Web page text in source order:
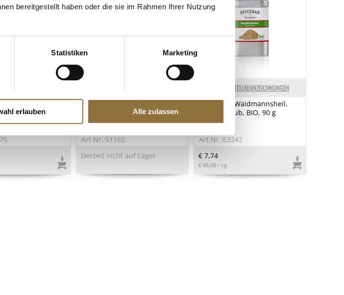
bereitgestellt haben oder die sie im Rahmen Ihrer Nutzung
Statistiken Marketing
erlauben Alle zulassen
Enthalten
Enthalten
Beni Wild Harvest Bolivien,
66% Bitter Schokoladentafel
70g, Original Beans, BIO, 70 g
Art.Nr.:51165
Derzeit nicht auf Lager
LEBENSMITTELKENNZEICHNUNGEN
Spicebar - Waidmannsheil,
Steinpilz Rub, BIO, 90 g
Art.Nr.:63242
€ 7,74
€ 86,00 / kg